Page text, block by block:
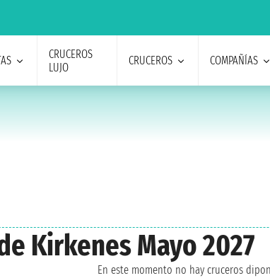
CRUCEROS
LUJO
CRUCEROS COMPAÑÍAS
Kirkenes Mayo 2027
En este momento no hay cruceros